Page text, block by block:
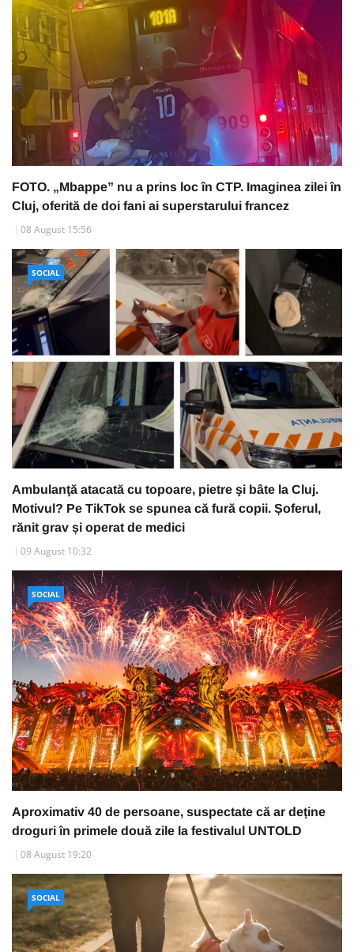
FOTO. „Mbappe” nu a prins loc în CTP. Imaginea zilei în
Cluj, oferită de doi fani ai superstarului francez
08 August 15:56
SOCIAL
Ambulanţă atacată cu topoare, pietre şi bâte la Cluj.
Motivul? Pe TikTok se spunea că fură copii. Șoferul,
rănit grav și operat de medici
09 August 10:32
SOCIAL
Aproximativ 40 de persoane, suspectate că ar deține
droguri în primele două zile la festivalul UNTOLD
08 August 19:20
SOCIAL